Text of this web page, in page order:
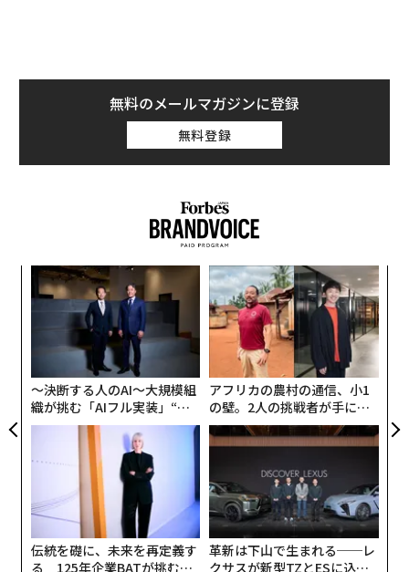
翻訳＝酒匂寛
無料のメールマガジンに登録
無料登録
〜決断する人のAI〜大規模組
織が挑む「AIフル実装」“使
う”企業から“動く”企業へ【N
TTドコモビジネス×PwC】
アフリカの農村の通信、小1
の壁。2人の挑戦者が手にし
た「次なる武器」
伝統を礎に、未来を再定義す
る 125年企業BATが挑むス
革新は下山で生まれる──レ
クサスが新型TZとESに込め